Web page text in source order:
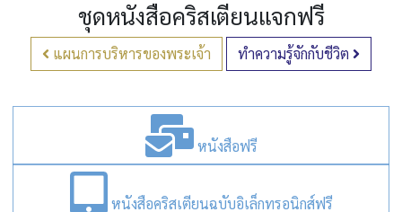
ชุดหนังสือคริสเตียนแจกฟรี
แผนการบริหารของพระเจ้า ทำความรู้จักกับชีวิต
หนังสือฟรี
หนังสือคริสเตียนฉบับอิเล็กทรอนิกส์ฟรี